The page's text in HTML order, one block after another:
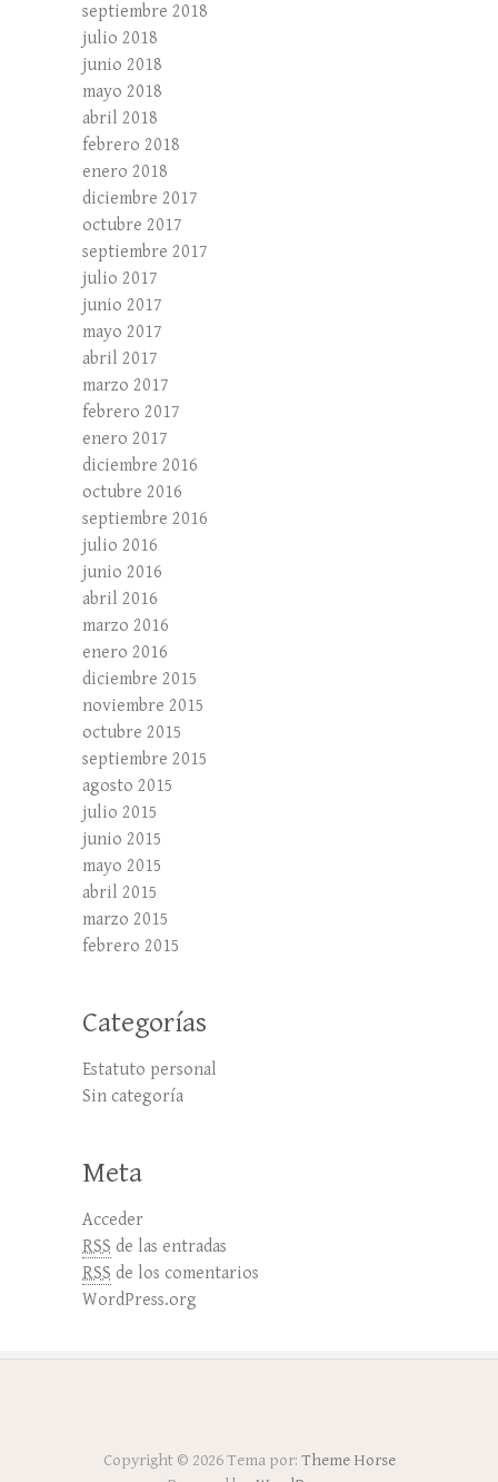
septiembre 2018
julio 2018
junio 2018
mayo 2018
abril 2018
febrero 2018
enero 2018
diciembre 2017
octubre 2017
septiembre 2017
julio 2017
junio 2017
mayo 2017
abril 2017
marzo 2017
febrero 2017
enero 2017
diciembre 2016
octubre 2016
septiembre 2016
julio 2016
junio 2016
abril 2016
marzo 2016
enero 2016
diciembre 2015
noviembre 2015
octubre 2015
septiembre 2015
agosto 2015
julio 2015
junio 2015
mayo 2015
abril 2015
marzo 2015
febrero 2015
Categorías
Estatuto personal
Sin categoría
Meta
Acceder
RSS de las entradas
RSS de los comentarios
WordPress.org
Copyright © 2026Tema por: Theme Horse